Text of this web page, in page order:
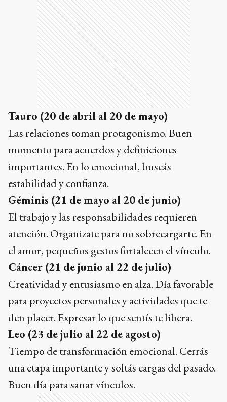
Tauro (20 de abril al 20 de mayo)
Las relaciones toman protagonismo. Buen
momento para acuerdos y definiciones
importantes. En lo emocional, buscás
estabilidad y confianza.
Géminis (21 de mayo al 20 de junio)
El trabajo y las responsabilidades requieren
atención. Organizate para no sobrecargarte. En
el amor, pequeños gestos fortalecen el vínculo.
Cáncer (21 de junio al 22 de julio)
Creatividad y entusiasmo en alza. Día favorable
para proyectos personales y actividades que te
den placer. Expresar lo que sentís te libera.
Leo (23 de julio al 22 de agosto)
Tiempo de transformación emocional. Cerrás
una etapa importante y soltás cargas del pasado.
Buen día para sanar vínculos.
Ads